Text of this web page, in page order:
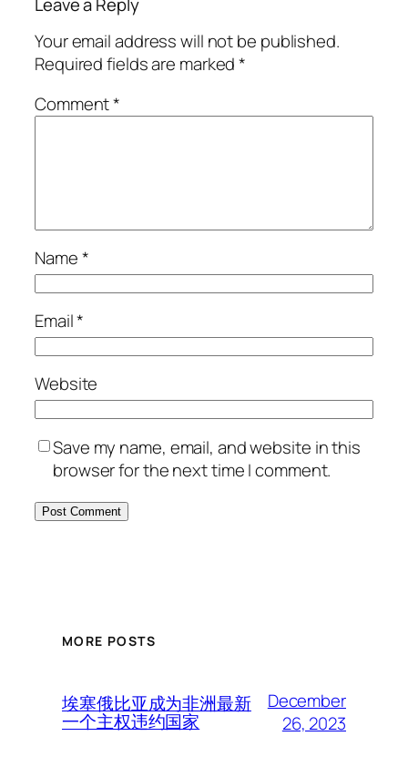
Your email address will not be published.
Required fields are marked*
Comment*
Name*
Email*
Website
Save my name, email, and website in this
browser for the next time I comment.
MORE POSTS
埃塞俄比亚成为非洲最新
一个主权违约国家
December
26, 2023